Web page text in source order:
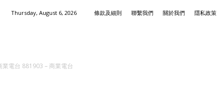
Thursday, August 6, 2026 條款及細則 聯繫我們 關於我們 隱私政策
電台 881903 – 商業電台